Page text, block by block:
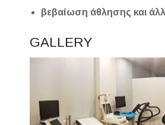
βεβαίωση άθλησης και
GALLERY